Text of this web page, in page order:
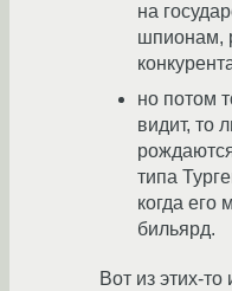
на
шпионам,
но потом
видит, то
типа
когда
бильярд.
Вот из этих-